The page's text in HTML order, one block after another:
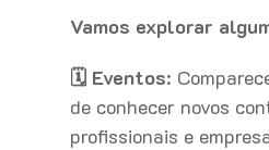
Vamos explorar
🗓 Eventos:
de conhecer novos
profissionais e